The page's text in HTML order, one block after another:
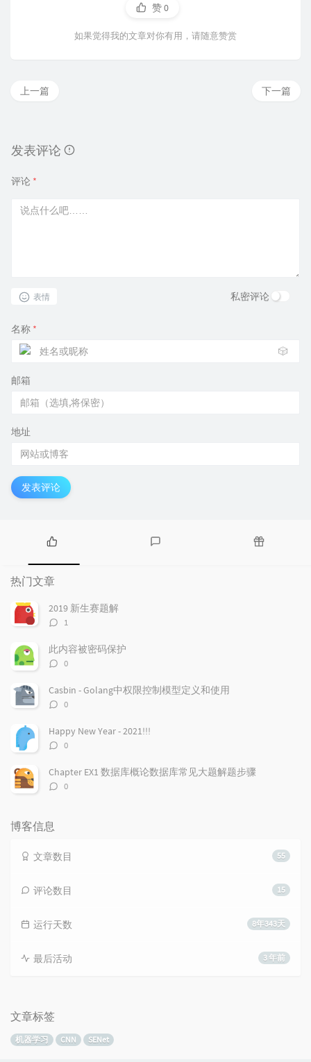
赞0
如果觉得我的文章对你有用，请随意赞赏
下一篇
上一篇
发表评论
评论 *
表情 私密评论
名称 *
🎲
邮箱
地址
发表评论
热
门
文
章
热门文章
2019 新生赛题解
评
数：
1
此内容被密码保护
评
数：
0
Casbin - Golang中权限控制模型定义和使用
评
数：
0
Happy New Year - 2021!!!
评
数：
0
Chapter EX1 数据库概论数据库常见大题解题步骤
评
0
博客信息
55
文章数目
15
评论数目
8年343天
运行天数
3 年前
最后活动
文章标签
机器学习 CNN SENet